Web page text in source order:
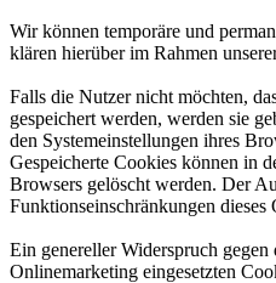
Wir können temporäre und
klären hierüber im Rahmen
Falls die Nutzer nicht möchten,
gespeichert werden, werden sie
den Systemeinstellungen ihres
Gespeicherte Cookies können in
Browsers gelöscht werden. Der
Funktionseinschränkungen dieses
Ein genereller Widerspruch
Onlinemarketing eingesetzten